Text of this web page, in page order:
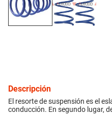
Descripción
El resorte de suspensión es el
conducción. En segundo lugar,